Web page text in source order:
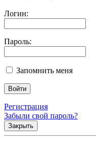
Логин:
Пароль:
Запомнить меня
Регистрация
Забыли свой пароль?
Закрыть